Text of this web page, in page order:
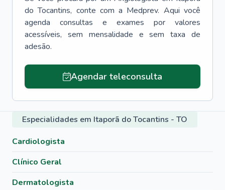
do Tocantins, conte com a Medprev. Aqui você
agenda consultas e exames por valores
acessíveis, sem mensalidade e sem taxa de
adesão.
Agendar teleconsulta
Especialidades em Itaporã do Tocantins - TO
Cardiologista
Clínico Geral
Dermatologista